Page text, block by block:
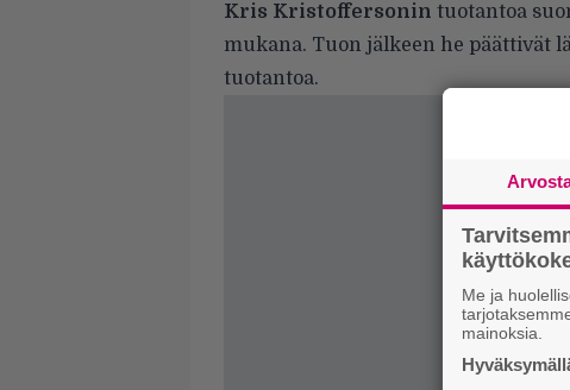
Kris Kristoffersonin tuotantoa
mukana. Tuon jälkeen he päättivät
tuotantoa.
Me ja
mainoksia.